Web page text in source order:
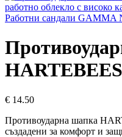
Работни сандали GAMMA
€ 14.50
Противоударна шапка
създадени за комфорт и